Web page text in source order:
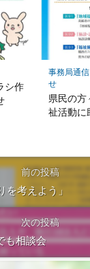
シ作
事務局通信
せ
県民の方
祉活動に
前の投稿
を考えよう」
次の投稿
も相談会